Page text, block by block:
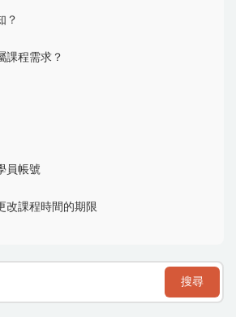
？
課程需求？
員帳號
改課程時間的期限
搜尋